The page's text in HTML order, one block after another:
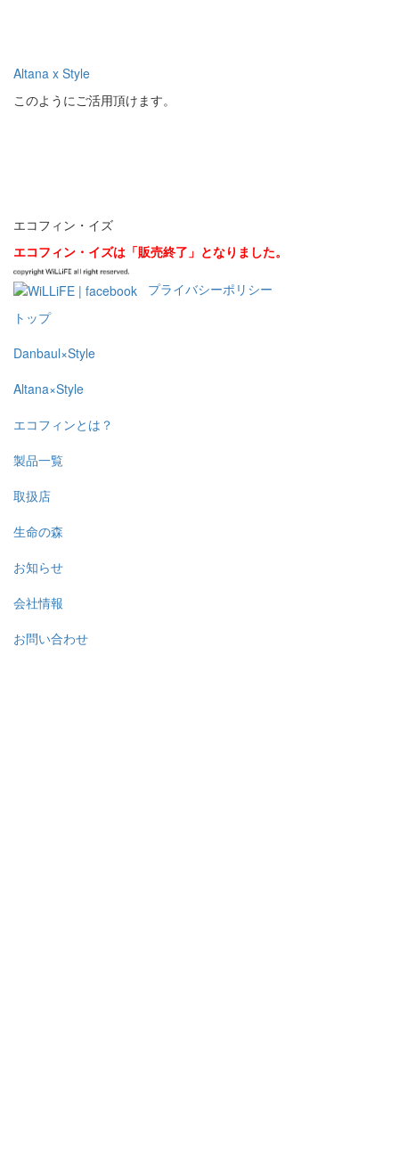
Altana x Style
このようにご活用頂けます。
エコフィン・イズ
エコフィン・イズは「販売終了」となりました。
プライバシーポリシー
トップ
Danbaul×Style
Altana×Style
エコフィンとは？
製品一覧
取扱店
生命の森
お知らせ
会社情報
お問い合わせ